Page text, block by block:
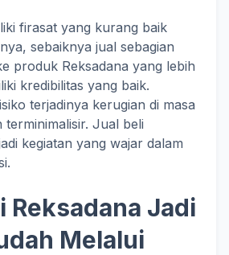
firasat yang kurang baik
sebaiknya jual sebagian
produk Reksadana yang lebih
kredibilitas yang baik.
terjadinya kerugian di masa
terminimalisir. Jual beli
kegiatan yang wajar dalam
Reksadana Jadi
Melalui